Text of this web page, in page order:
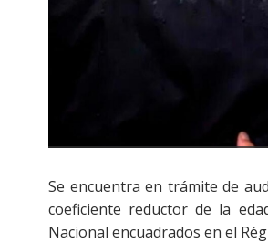
Se encuentra en trámite de
coeficiente reductor de la
Nacional encuadrados en el